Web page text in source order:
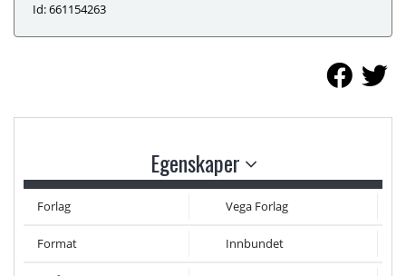
Id: 661154263
Egenskaper
Forlag Vega Forlag
Format Innbundet